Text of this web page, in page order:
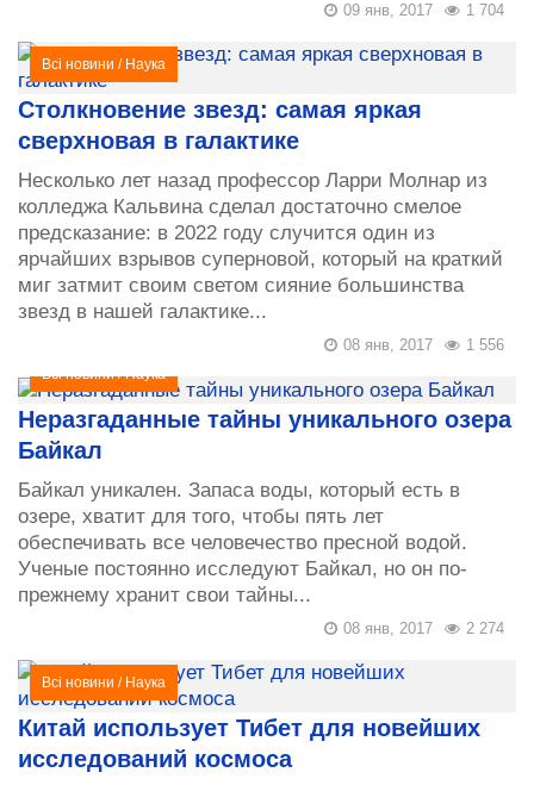
1 704
09 янв, 2017
Всі новини / Наука
Столкновение звезд: самая яркая
сверхновая в галактике
Несколько лет назад профессор Ларри Молнар из
колледжа Кальвина сделал достаточно смелое
предсказание: в 2022 году случится один из
ярчайших взрывов суперновой, который на краткий
миг затмит своим светом сияние большинства
звезд в нашей галактике...
1 556
08 янв, 2017
Всі новини/Наука
Неразгаданные тайны уникального озера
Байкал
Байкал уникален. Запаса воды, который есть в
озере, хватит для того, чтобы пять лет
обеспечивать все человечество пресной водой.
Ученые постоянно исследуют Байкал, но он по-
прежнему хранит свои тайны...
2 274
08 янв, 2017
Всі новини / Наука
Китай использует Тибет для новейших
исследований космоса